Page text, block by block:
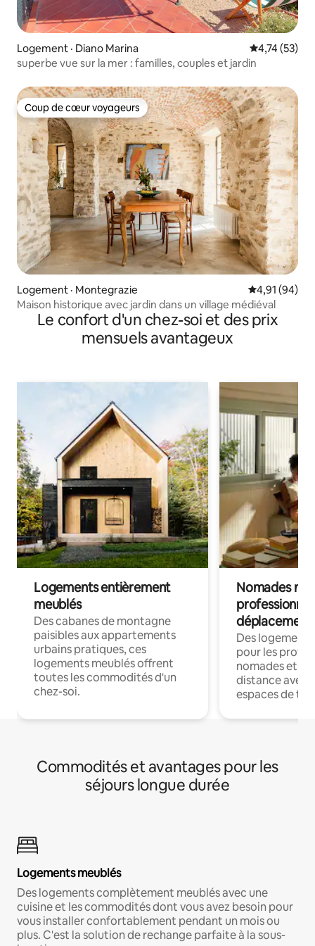
Logement · Diano Marina Note
4,74 (53)
superbe vue sur la mer : familles, couples et jardin
Coup de cœur voyageurs
Coup de cœur voyageurs
Logement · Montegrazie Note
4,91 (94)
Maison historique avec jardin dans un village médiéval
Le confort d'un chez-soi et des prix
mensuels avantageux
Logements entièrement
meublés
Des cabanes de montagne
paisibles aux appartements
urbains pratiques, ces
logements meublés offrent
toutes les commodités d'un
chez-soi.
Nomades
déplacement
Des
pour les
nomades et
distance avec
espaces de
Commodités et avantages pour les
séjours longue durée
Logements meublés
Des logements complètement meublés avec une
cuisine et les commodités dont vous avez besoin pour
vous installer confortablement pendant un mois ou
plus. C'est la solution de rechange parfaite à la sous-